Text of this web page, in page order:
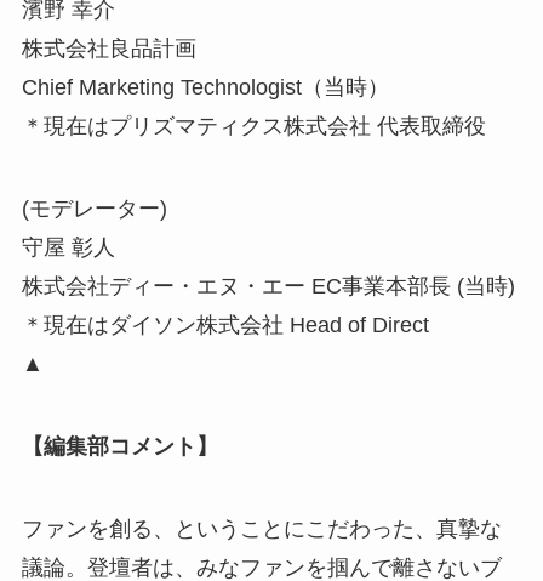
濱野 幸介
株式会社良品計画
Chief Marketing Technologist（当時）
＊現在はプリズマティクス株式会社 代表取締役
(モデレーター)
守屋 彰人
株式会社ディー・エヌ・エー EC事業本部長 (当時)
＊現在はダイソン株式会社 Head of Direct
▲
【編集部コメント】
ファンを創る、ということにこだわった、真摯な
議論。登壇者は、みなファンを掴んで離さないブ